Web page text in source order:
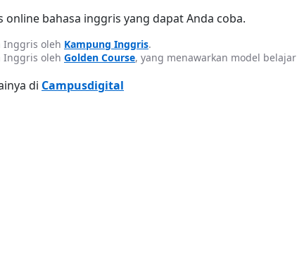
bahasa inggris yang dapat Anda coba.
Inggris oleh Kampung Inggris.
Inggris oleh Golden Course, yang menawarkan model belajar
di Campusdigital